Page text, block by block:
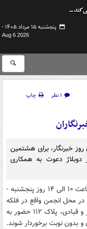
پنجشنبه ۱۵ مرداد ۱۴۰۵ -
Aug 6 2026
۱ نظر
چاپ
خبرنگار، برای هشتمین
دوبلاژ دعوت به همکاری
- خبرنگاران می‌توانند از ساعت ۱۰ الی ۱۴ روز پنجشنبه -
در محل انجمن واقع در فلکه
دوم صادقیه، ابتدای بلوار فردوس، بین ولیعصر و قبادی، پلاک ۱۱۲ حضور به
بدون نوبت برخوردار شوند.